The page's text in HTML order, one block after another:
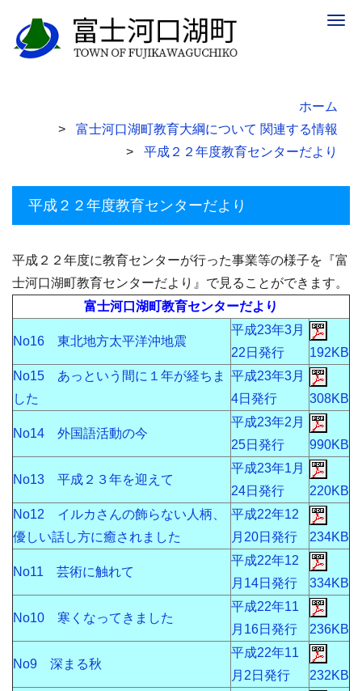
ホーム
富士河口湖町教育大綱について 関連する情報
平成２２年度教育センターだより
平成２２年度教育センターだより
平成２２年度に教育センターが行った事業等の様子を『富
士河口湖町教育センターだより』で見ることができます。
富士河口湖町教育センターだより
No16 東北地方太平洋沖地震
平成23年3月
22日発行
192KB
No15 あっという間に１年が経ちま
した
平成23年3月
4日発行
308KB
No14 外国語活動の今
平成23年2月
25日発行
990KB
No13 平成２３年を迎えて
平成23年1月
24日発行
220KB
No12 イルカさんの飾らない人柄、
優しい話し方に癒されました
平成22年12
月20日発行
234KB
No11 芸術に触れて
平成22年12
月14日発行
334KB
No10 寒くなってきました
平成22年11
月16日発行
236KB
No9 深まる秋
平成22年11
月2日発行
232KB